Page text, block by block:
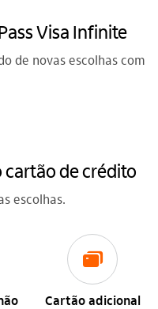
Visa Infinite
de novas escolhas com
cartão de crédito
escolhas.
icon-itaufonts_cartoes
Cartão adicional